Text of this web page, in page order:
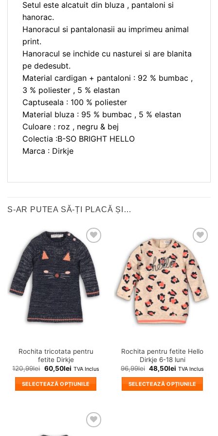
Setul este alcatuit din bluza , pantaloni si
hanorac.
Hanoracul si pantalonasii au imprimeu animal
print.
Hanoracul se inchide cu nasturei si are blanita
pe dedesubt.
Material cardigan + pantaloni : 92 % bumbac ,
3 % poliester , 5 % elastan
Captuseala : 100 % poliester
Material bluza : 95 % bumbac , 5 % elastan
Culoare : roz , negru & bej
Colectia :B-SO BRIGHT HELLO
Marca : Dirkje
S-AR PUTEA SĂ-ȚI PLACĂ ȘI…
❤
Adauga
in
wishlist!
Rochita tricotata pentru
fetite Dirkje
120,99lei 60,50lei TVA Inclus
SELECTEAZĂ OPȚIUNILE
Adauga
in
wishlist!
Rochita pentru fetite Hello
Dirkje 6-18 luni
96,99lei 48,50lei TVA Inclus
SELECTEAZĂ OPȚIUNILE